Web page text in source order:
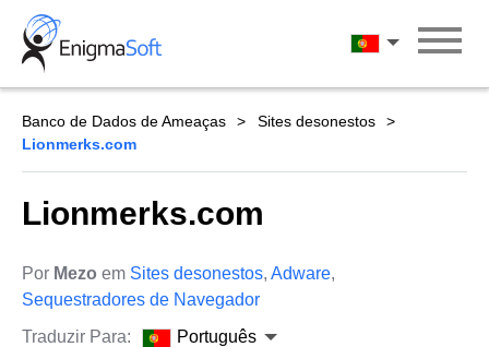
Skip
content
Português
Banco de Dados de Ameaças
Sites desonestos
Lionmerks.com
Lionmerks.com
Por Mezo em Sites desonestos, Adware,
Sequestradores de Navegador
Traduzir Para:
Português